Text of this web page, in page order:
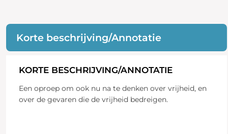
Korte beschrijving/Annotatie
KORTE BESCHRIJVING/ANNOTATIE
Een oproep om ook nu na te denken over vrijheid, en
over de gevaren die de vrijheid bedreigen.